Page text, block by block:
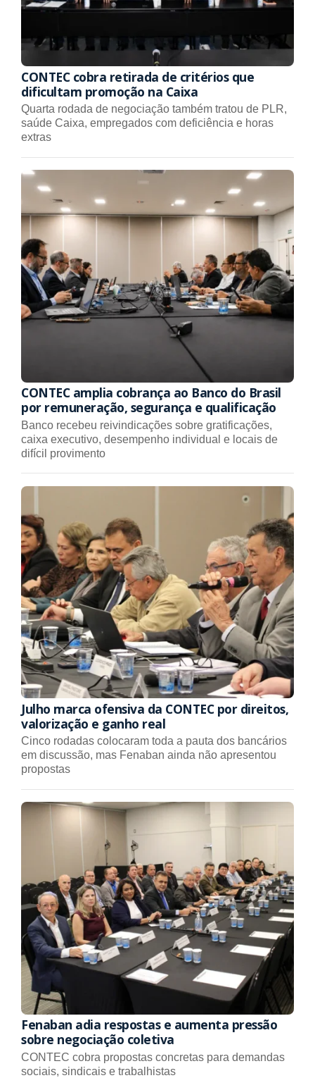
CONTEC cobra retirada de critérios que
dificultam promoção na Caixa
Quarta rodada de negociação também tratou de PLR,
saúde Caixa, empregados com deficiência e horas
extras
CONTEC amplia cobrança ao Banco do Brasil
por remuneração, segurança e qualificação
Banco recebeu reivindicações sobre gratificações,
caixa executivo, desempenho individual e locais de
difícil provimento
Julho marca ofensiva da CONTEC por direitos,
valorização e ganho real
Cinco rodadas colocaram toda a pauta dos bancários
em discussão, mas Fenaban ainda não apresentou
propostas
Fenaban adia respostas e aumenta pressão
sobre negociação coletiva
CONTEC cobra propostas concretas para demandas
sociais, sindicais e trabalhistas